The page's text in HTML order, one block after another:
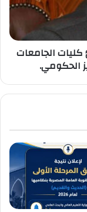
كليات الجامعات
الحكومي.